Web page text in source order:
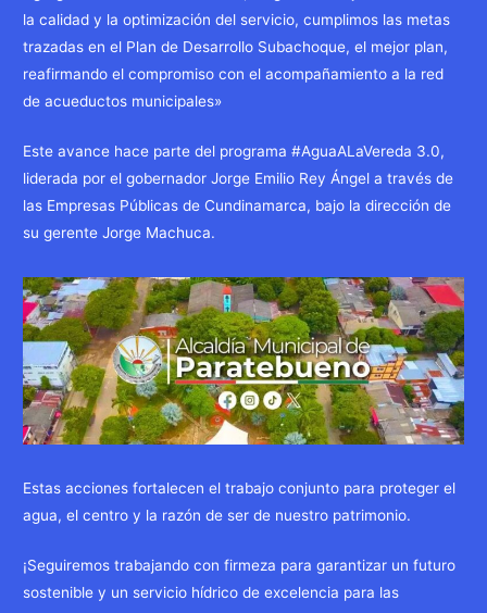
la calidad y la optimización del servicio, cumplimos las metas
trazadas en el Plan de Desarrollo Subachoque, el mejor plan,
reafirmando el compromiso con el acompañamiento a la red
de acueductos municipales»
Este avance hace parte del programa #AguaALaVereda 3.0,
liderada por el gobernador Jorge Emilio Rey Ángel a través de
las Empresas Públicas de Cundinamarca, bajo la dirección de
su gerente Jorge Machuca.
Estas acciones fortalecen el trabajo conjunto para proteger el
agua, el centro y la razón de ser de nuestro patrimonio.
¡Seguiremos trabajando con firmeza para garantizar un futuro
sostenible y un servicio hídrico de excelencia para las